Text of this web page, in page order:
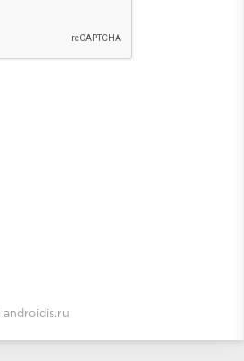
androidis.ru